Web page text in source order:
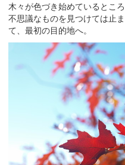
木々が色づき始めているとこ
不思議なものを見つけては止
て、最初の目的地へ。